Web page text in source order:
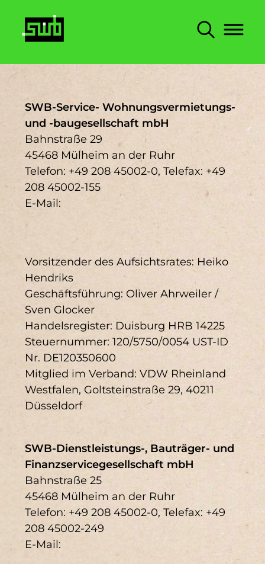
SWB-Service- Wohnungsvermietungs-
und -baugesellschaft mbH
Bahnstraße 29
45468 Mülheim an der Ruhr
Telefon: +49 208 45002-0, Telefax: +49
208 45002-155
E-Mail:
Vorsitzender des Aufsichtsrates: Heiko
Hendriks
Geschäftsführung: Oliver Ahrweiler /
Sven Glocker
Handelsregister: Duisburg HRB 14225
Steuernummer: 120/5750/0054 UST-ID
Nr. DE120350600
Mitglied im Verband: VDW Rheinland
Westfalen, Goltsteinstraße 29, 40211
Düsseldorf
SWB-Dienstleistungs-, Bauträger- und
Finanzservicegesellschaft mbH
Bahnstraße 25
45468 Mülheim an der Ruhr
Telefon: +49 208 45002-0, Telefax: +49
208 45002-249
E-Mail:
Suche
Volltextsuche
Häufige Suchbegriffe
DNK1 Fokusthemen
Klimaschutz
Regenerative Energien
Sanierungen Impressum
Kennzahlen Klima
Ökonomie
Schnelleinstieg
DNK 1 (4) DNK 10 (4)
DNK 12 (3) DNK 16 (3)
DNK 18 (3)